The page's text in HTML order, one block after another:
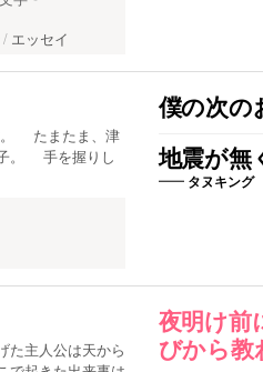
エッセイ
僕の次の
地震が無
タヌキング
。 たまたま、津
。 手を握りし
夜明け前
びから教
た主人公は天から